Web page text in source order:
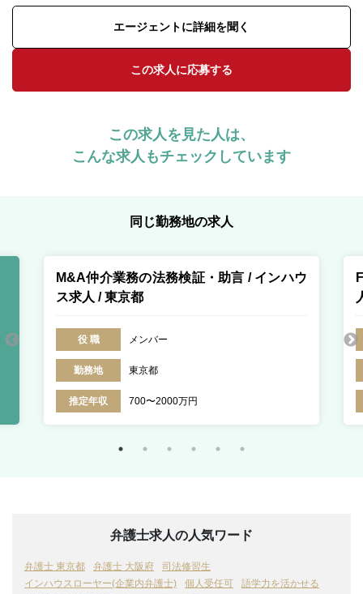
エージェントに詳細を聞く
この求人に応募する
この求人を見た人は、
こんな求人もチェックしています
同じ勤務地の求人
M&A仲介業務の法務検証・助言 / インハウ
ス求人 / 東京都
役 職 メンバー
勤務地 東京都
推定年収 700〜2000万円
弁護士求人の人気ワード
弁護士 東京都 弁護士 大阪府
司法修習生
インハウスローヤー(企業内弁護士)
個人受任可
語学力を活かせる